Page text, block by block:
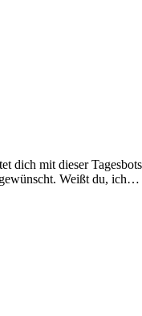
mit dieser
Weißt du, ich…